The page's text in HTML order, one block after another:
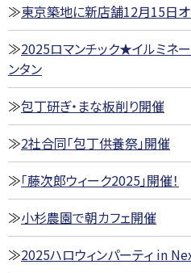
東京築地に新店舗12月15日
2025ロマンチック★イルミネ
ンタン
包丁研ぎ・まな板削り開催
2社合同「包丁供養祭」開催
「藤次郎ウィーク2025」開催！
小杉農園で朝カフェ開催
2025ハロウィンパーティ in